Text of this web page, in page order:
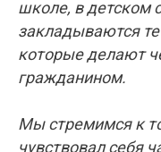
чувствовал себя
уважал историю
ее процветание.
адрес наших